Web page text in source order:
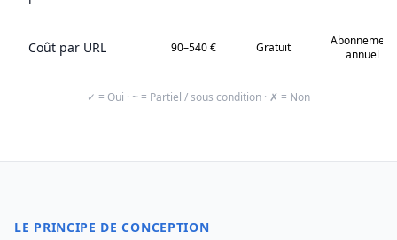
Coût par URL 90–540 € Gratuit
Abonnement
annuel
✓ = Oui · ~ = Partiel / sous condition · ✗ = Non
LE PRINCIPE DE CONCEPTION